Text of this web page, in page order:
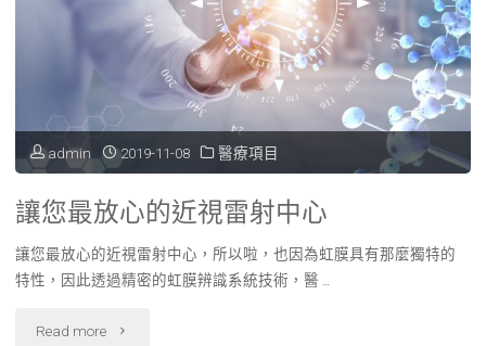
admin 2019-11-08 醫療項目
讓您最放心的近視雷射中心‎
讓您最放心的近視雷射中心‎，所以啦，也因為虹膜具有那麼獨特的
特性，因此透過精密的虹膜辨識系統技術，醫 …
Read more "讓